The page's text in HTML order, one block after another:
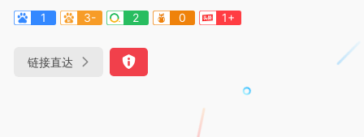
1
3- 2 0 1+
链接直达